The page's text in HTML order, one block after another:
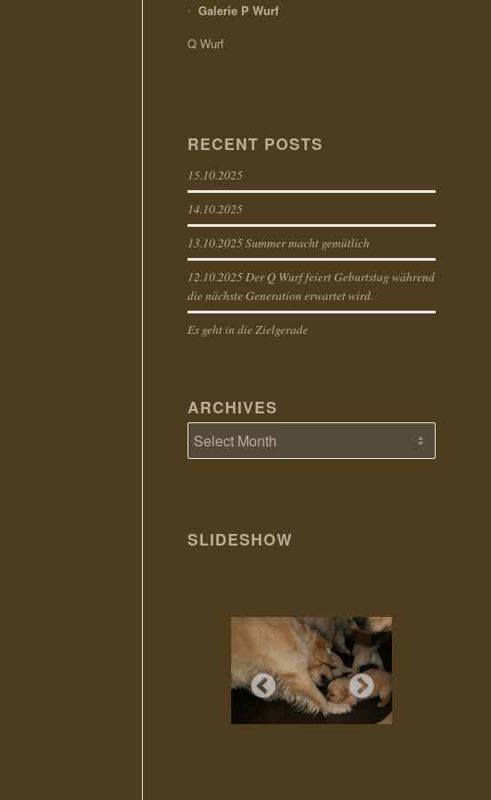
Galerie P Wurf
Q Wurf
RECENT POSTS
15.10.2025
14.10.2025
13.10.2025 Summer macht gemütlich
12.10.2025 Der Q Wurf feiert Geburtstag während
die nächste Generation erwartet wird.
Es geht in die Zielgerade
ARCHIVES
SLIDESHOW